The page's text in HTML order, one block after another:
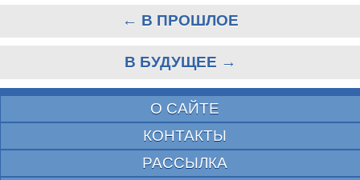
← В ПРОШЛОЕ
В БУДУЩЕЕ →
О САЙТЕ
КОНТАКТЫ
РАССЫЛКА